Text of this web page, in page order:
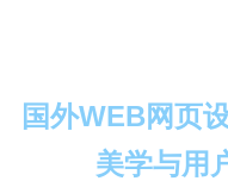
国外WEB网页
美学与用